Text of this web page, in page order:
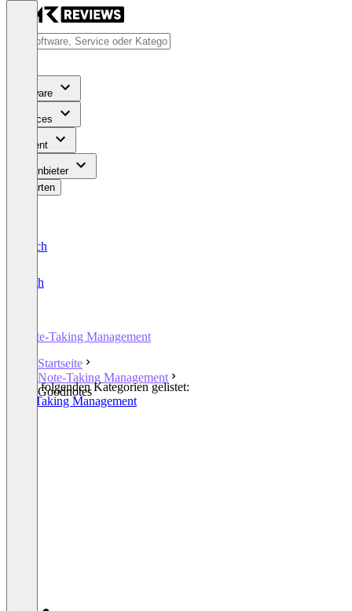
Software
Services
Content
Für Anbieter
Bewerten
Deutsch
English
Note-Taking Management
Startseite
Note-Taking Management
Goodnotes
In den folgenden Kategorien gelistet:
Note-Taking Management